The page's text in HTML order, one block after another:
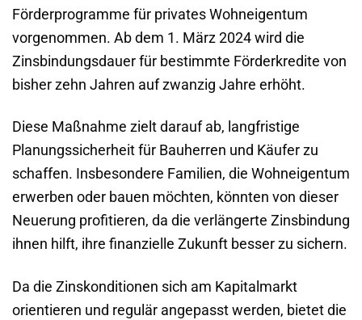
Förderprogramme für privates Wohneigentum
vorgenommen. Ab dem 1. März 2024 wird die
Zinsbindungsdauer für bestimmte Förderkredite von
bisher zehn Jahren auf zwanzig Jahre erhöht.
Diese Maßnahme zielt darauf ab, langfristige
Planungssicherheit für Bauherren und Käufer zu
schaffen. Insbesondere Familien, die Wohneigentum
erwerben oder bauen möchten, könnten von dieser
Neuerung profitieren, da die verlängerte Zinsbindung
ihnen hilft, ihre finanzielle Zukunft besser zu sichern.
Da die Zinskonditionen sich am Kapitalmarkt
orientieren und regulär angepasst werden, bietet die